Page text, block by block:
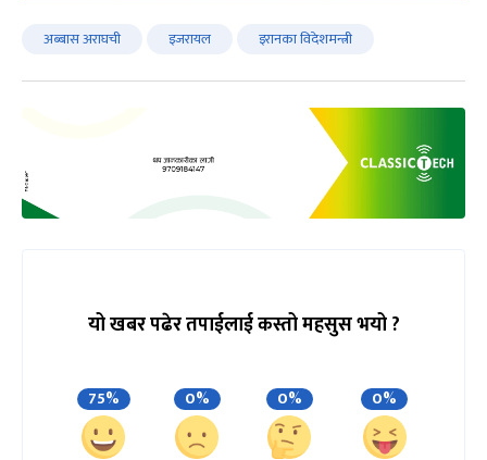
अब्बास अराघची इजरायल इरानका विदेशमन्त्री
यो खबर पढेर तपाईलाई कस्तो महसुस भयो ?
75% 0% 0% 0%